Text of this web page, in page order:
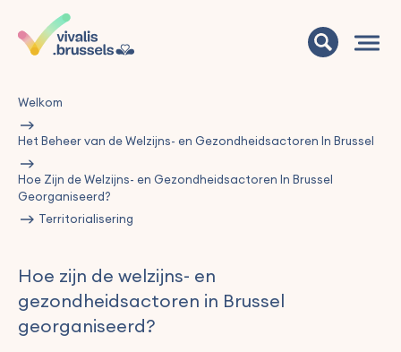
Welkom
Het Beheer van de Welzijns- en Gezondheidsactoren In Brussel
Hoe Zijn de Welzijns- en Gezondheidsactoren In Brussel
Georganiseerd?
Territorialisering
Hoe zijn de welzijns- en
gezondheidsactoren in Brussel
georganiseerd?